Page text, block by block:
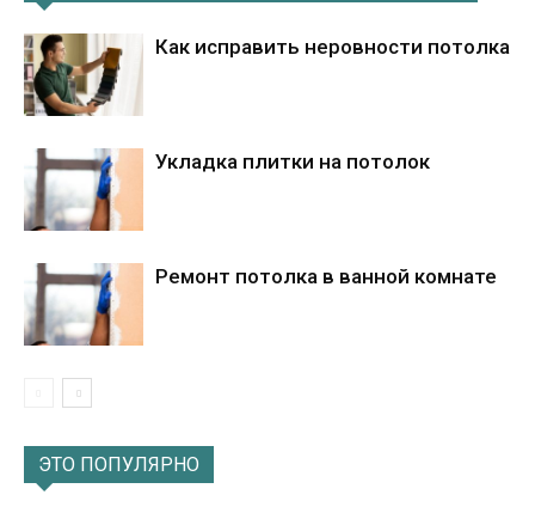
Как исправить неровности потолка
Укладка плитки на потолок
Ремонт потолка в ванной комнате
ЭТО ПОПУЛЯРНО